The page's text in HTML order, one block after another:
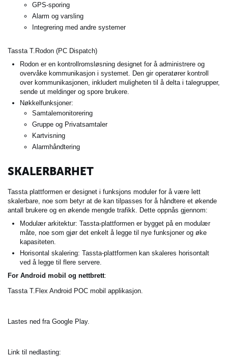
GPS-sporing
Alarm og varsling
Integrering med andre systemer
Tassta T.Rodon (PC Dispatch)
Rodon er en kontrollromsløsning designet for å administrere og
overvåke kommunikasjon i systemet. Den gir operatører kontroll
over kommunikasjonen, inkludert muligheten til å delta i talegrupper,
sende ut meldinger og spore brukere.
Nøkkelfunksjoner:
Samtalemonitorering
Gruppe og Privatsamtaler
Kartvisning
Alarmhåndtering
SKALERBARHET
Tassta plattformen er designet i funksjons moduler for å være lett
skalerbare, noe som betyr at de kan tilpasses for å håndtere et økende
antall brukere og en økende mengde trafikk. Dette oppnås gjennom:
Modulær arkitektur: Tassta-plattformen er bygget på en modulær
måte, noe som gjør det enkelt å legge til nye funksjoner og øke
kapasiteten.
Horisontal skalering: Tassta-plattformen kan skaleres horisontalt
ved å legge til flere servere.
For Android mobil og nettbrett:
Tassta T.Flex Android POC mobil applikasjon.
Lastes ned fra Google Play.
Link til nedlasting: